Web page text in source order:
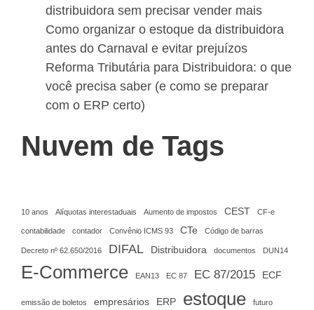
distribuidora sem precisar vender mais
Como organizar o estoque da distribuidora
antes do Carnaval e evitar prejuízos
Reforma Tributária para Distribuidora: o que
você precisa saber (e como se preparar
com o ERP certo)
Nuvem de Tags
10 anos Alíquotas interestaduais Aumento de impostos CEST CF-e
contabilidade contador Convênio ICMS 93 CTe Código de barras
Decreto nº 62.650/2016 DIFAL Distribuidora documentos DUN14
E-Commerce EAN13 EC 87 EC 87/2015 ECF
emissão de boletos empresários ERP estoque futuro